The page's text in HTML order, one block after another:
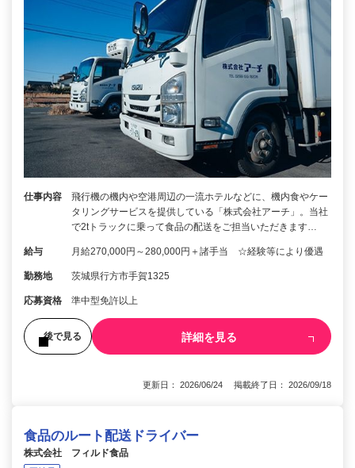
仕事内容
飛行機の機内や空港周辺の一流ホテルなどに、機内食やケー
タリングサービスを提供している「株式会社アーチ」。当社
で2tトラックに乗って食品の配送をご担当いただきます…
給与 月給270,000円～280,000円＋諸手当 ☆経験等により優遇
勤務地 茨城県行方市手賀1325
応募資格 準中型免許以上
後で見る 詳細を見る
更新日： 2026/06/24 掲載終了日： 2026/09/18
食品のルート配送ドライバー
株式会社 フィルド食品